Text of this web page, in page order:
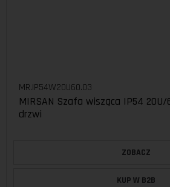
MR.IP54W20U60.03
MIRSAN Szafa wisząca IP54
drzwi
ZOBACZ
KUP W B2B